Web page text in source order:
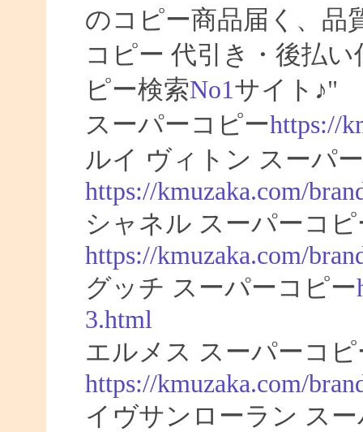
のコピー商品届く、品
コピー 代引き・後払
ピー検索No1サイト♪"
スーパーコピーhttps://
ルイ ヴィトン スーパ
https://kmuzaka.com/
シャネル スーパーコピ
https://kmuzaka.com/
グッチ スーパーコピー
3.html
エルメス スーパーコピ
https://kmuzaka.com/
イヴサンローラン ス